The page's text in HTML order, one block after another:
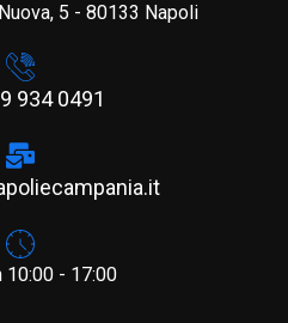
5 - 80133 Napoli
934 0491
10:00 - 17:00